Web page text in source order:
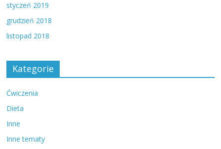
styczeń 2019
grudzień 2018
listopad 2018
Kategorie
Ćwiczenia
Dieta
Inne
Inne tematy